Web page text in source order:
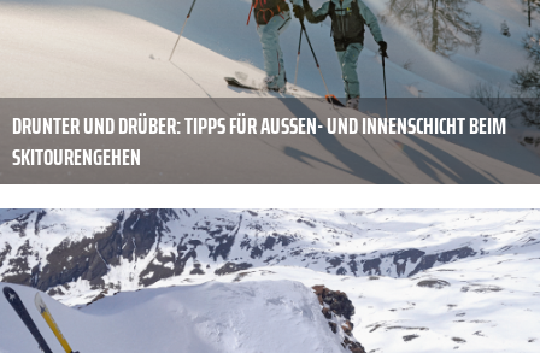
DRUNTER UND DRÜBER: TIPPS FÜR AUSSEN- UND INNENSCHICHT BEIM S
KITOURENGEHEN